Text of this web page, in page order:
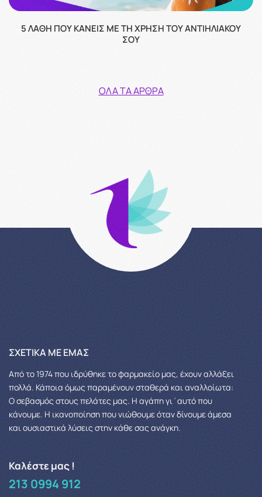
5 ΛΆΘΗ ΠΟΥ ΚΆΝΕΙΣ ΜΕ ΤΗ ΧΡΉΣΗ ΤΟΥ ΑΝΤΙΗΛΙΑΚΟΎ
ΣΟΥ
ΌΛΑ ΤΑ ΆΡΘΡΑ
ΣΧΕΤΙΚΆ ΜΕ ΕΜΆΣ
Από το 1974 που ιδρύθηκε το φαρμακείο μας, έχουν αλλάξει
πολλά. Κάποια όμως παραμένουν σταθερά και αναλλοίωτα:
Ο σεβασμός στους πελάτες μας. Η αγάπη γι΄αυτό που
κάνουμε. Η ικανοποίηση που νιώθουμε όταν δίνουμε άμεσα
και ουσιαστικά λύσεις στην κάθε σας ανάγκη.
Καλέστε μας !
213 0994 912